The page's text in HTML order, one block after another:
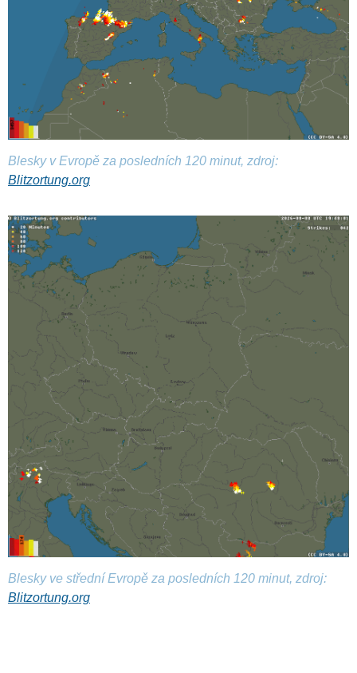
Blesky v Evropě za posledních 120 minut, zdroj:
Blitzortung.org
Blesky ve střední Evropě za posledních 120 minut, zdroj:
Blitzortung.org